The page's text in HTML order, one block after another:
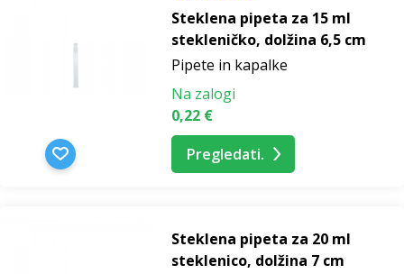
Steklena pipeta za 15 ml
stekleničko, dolžina 6,5 cm
Pipete in kapalke
Na zalogi
0,22 €
Pregledati.
Steklena pipeta za 20 ml
steklenico, dolžina 7 cm